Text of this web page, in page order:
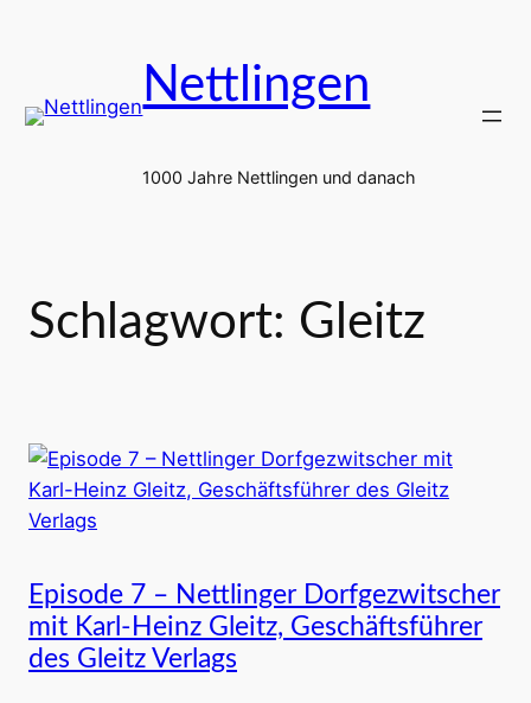
Nettlingen
1000 Jahre Nettlingen und danach
Schlagwort: Gleitz
Episode 7 – Nettlinger Dorfgezwitscher
mit Karl-Heinz Gleitz, Geschäftsführer
des Gleitz Verlags